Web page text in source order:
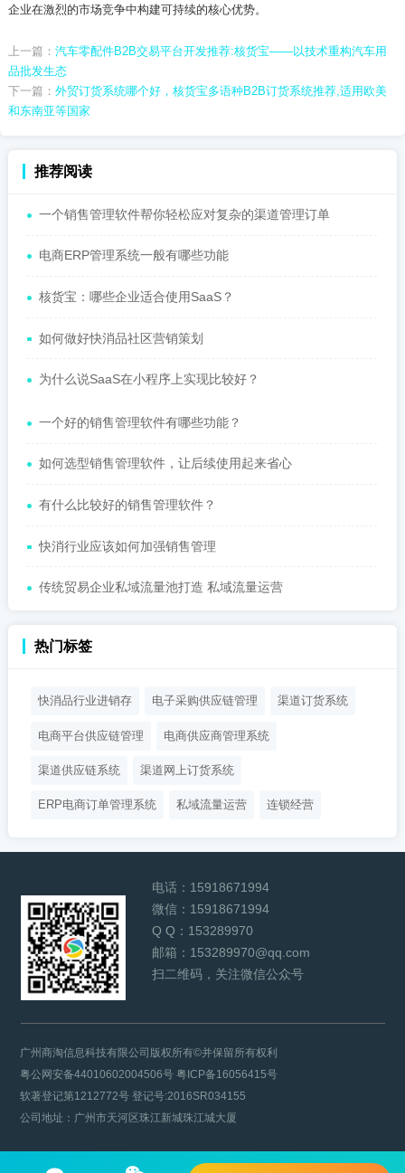
企业在激烈的市场竞争中构建可持续的核心优势。
上一篇： 汽车零配件B2B交易平台开发推荐:核货宝——以技术重构汽车用
品批发生态
下一篇： 外贸订货系统哪个好，核货宝多语种B2B订货系统推荐,适用欧美
和东南亚等国家
推荐阅读
一个销售管理软件帮你轻松应对复杂的渠道管理订单
电商ERP管理系统一般有哪些功能
核货宝：哪些企业适合使用SaaS？
如何做好快消品社区营销策划
为什么说SaaS在小程序上实现比较好？
一个好的销售管理软件有哪些功能？
如何选型销售管理软件，让后续使用起来省心
有什么比较好的销售管理软件？
快消行业应该如何加强销售管理
传统贸易企业私域流量池打造 私域流量运营
热门标签
快消品行业进销存 电子采购供应链管理 渠道订货系统
电商平台供应链管理 电商供应商管理系统
渠道供应链系统 渠道网上订货系统
ERP电商订单管理系统 私域流量运营 连锁经营
电话： 15918671994
微信： 15918671994
Q Q： 153289970
邮箱： 153289970@qq.com
扫二维码，关注微信公众号
广州商淘信息科技有限公司版权所有©并保留所有权利
粤公网安备44010602004506号粤ICP备16056415号
软著登记第1212772号 登记号:2016SR034155
公司地址：广州市天河区珠江新城珠江城大厦